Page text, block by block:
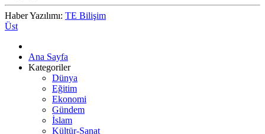
Haber Yazılımı: TE Bilişim
Üst
Ana Sayfa
Kategoriler
Dünya
Eğitim
Ekonomi
Gündem
İslam
Kültür-Sanat